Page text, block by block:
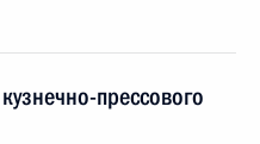
прессового